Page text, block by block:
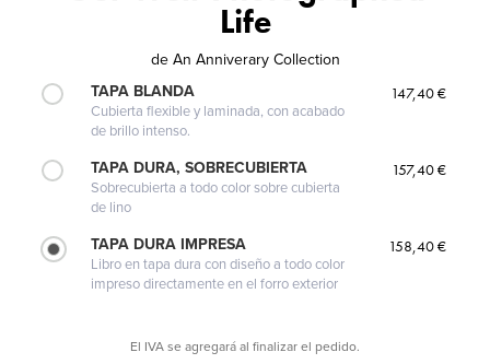
Life
de An Anniverary Collection
TAPA BLANDA
Cubierta flexible y laminada, con acabado
de brillo intenso.
147,40 €
TAPA DURA, SOBRECUBIERTA
Sobrecubierta a todo color sobre cubierta
de lino
157,40 €
TAPA DURA IMPRESA
Libro en tapa dura con diseño a todo color
impreso directamente en el forro exterior
158,40 €
El IVA se agregará al finalizar el pedido.